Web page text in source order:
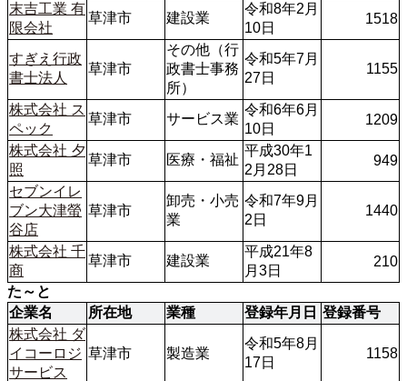
末吉工業 有
限会社
草津市 建設業
令和8年2月
10日
1518
すぎえ行政
書士法人
草津市
その他（行
政書士事務
所）
令和5年7月
27日
1155
株式会社 ス
ペック
草津市 サービス業
令和6年6月
10日
1209
株式会社 夕
照
草津市
平成30年1
2月28日
949
セブンイレ
ブン大津螢
谷店
草津市
卸売・小売
業
令和7年9月
2日
1440
株式会社 千
商
草津市 建設業
平成21年8
月3日
210
た～と
企業名
所在地 業種 登録年月日 登録番号
株式会社 ダ
イコーロジ
サービス
草津市 製造業
令和5年8月
17日
1158